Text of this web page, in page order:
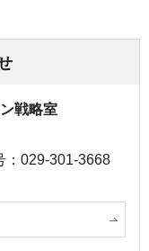
戦略室
：029-301-3668